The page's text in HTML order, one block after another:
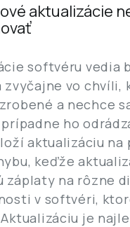
aktualizácie
softvéru vedia
zvyčajne vo chvíli,
a nechce
ho
aktualizáciu na
keďže
záplaty na rôzne
v softvéri,
je